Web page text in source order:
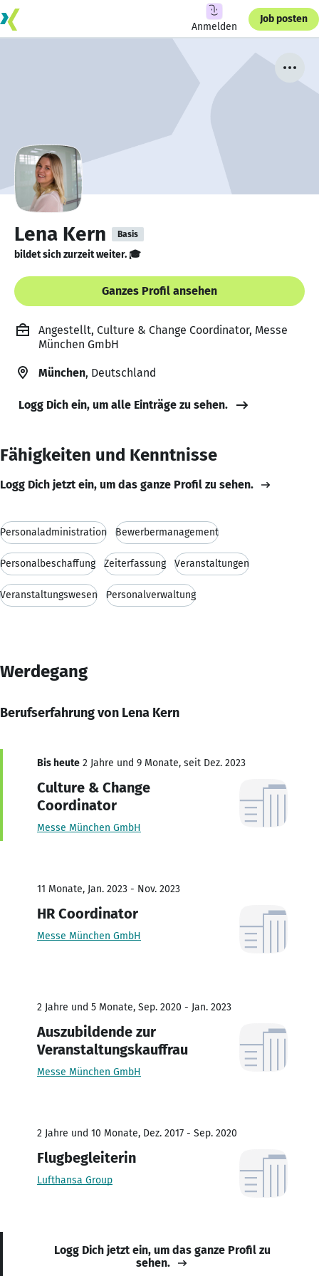
Anmelden
Job posten
Lena Kern Basis
bildet sich zurzeit weiter. 🎓
Ganzes Profil ansehen
Angestellt, Culture & Change Coordinator, Messe
München GmbH
München, Deutschland
Logg Dich ein, um alle Einträge zu sehen.
Fähigkeiten und Kenntnisse
Logg Dich jetzt ein, um das ganze Profil zu sehen.
Personaladministration Bewerbermanagement
Personalbeschaffung Zeiterfassung Veranstaltungen
Veranstaltungswesen Personalverwaltung
Werdegang
Berufserfahrung von Lena Kern
Bis heute 2 Jahre und 9 Monate, seit Dez. 2023
Culture & Change
Coordinator
Messe München GmbH
11 Monate, Jan. 2023 - Nov. 2023
HR Coordinator
Messe München GmbH
2 Jahre und 5 Monate, Sep. 2020 - Jan. 2023
Auszubildende zur
Veranstaltungskauffrau
Messe München GmbH
2 Jahre und 10 Monate, Dez. 2017 - Sep. 2020
Flugbegleiterin
Lufthansa Group
Logg Dich jetzt ein, um das ganze Profil zu
sehen.